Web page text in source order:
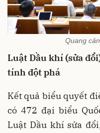
Quang
Luật Dầu khí (sửa
tính đột phá
Kết quả biểu quyết
có 472 đại biểu
Luật Dầu khí sửa